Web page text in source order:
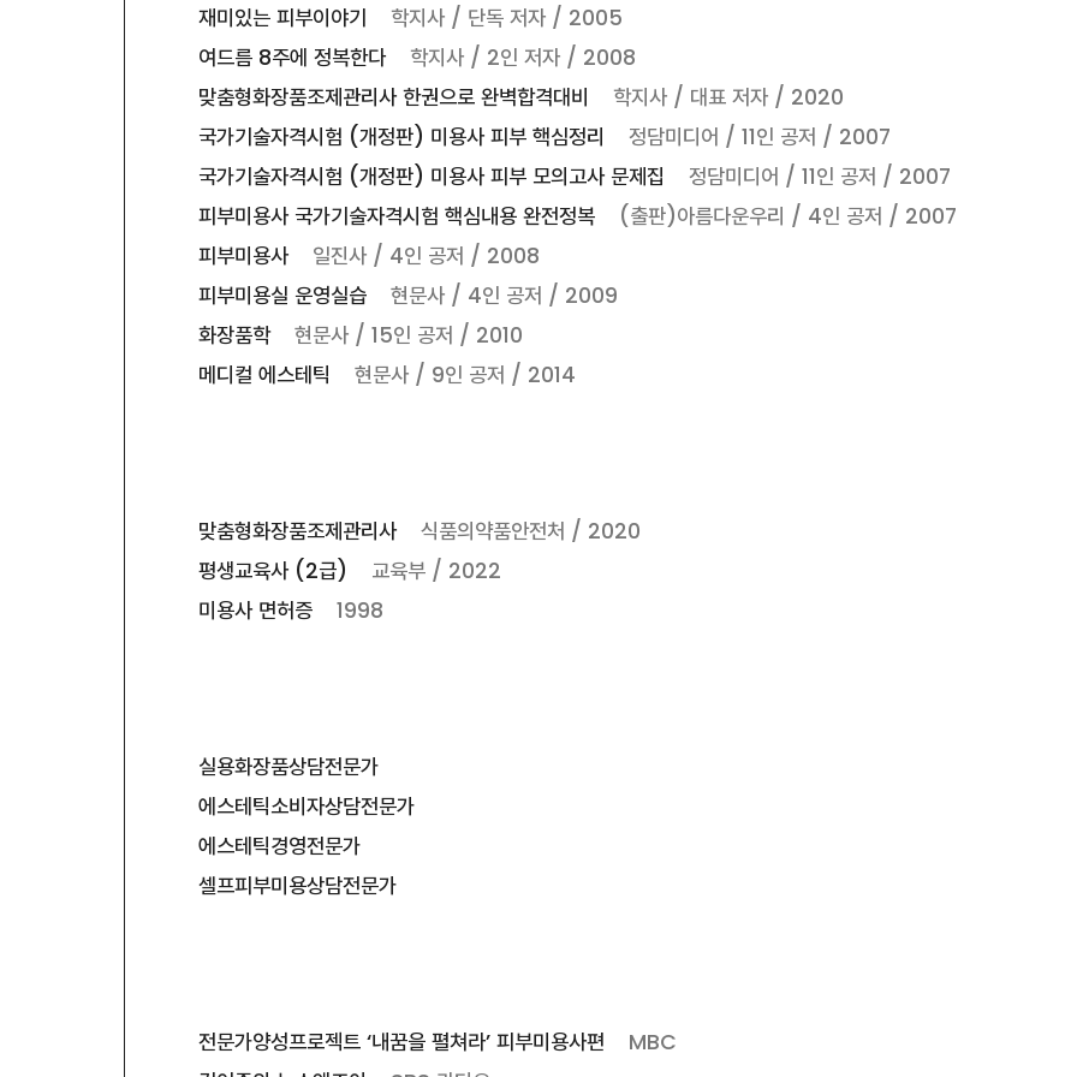
재미있는 피부이야기
학지사 / 단독 저자 / 2005
여드름 8주에 정복한다
학지사 / 2인 저자 / 2008
맞춤형화장품조제관리사 한권으로 완벽합격대비
학지사 / 대표 저자 / 2020
국가기술자격시험 (개정판) 미용사 피부 핵심정리
정담미디어 / 11인 공저 / 2007
국가기술자격시험 (개정판) 미용사 피부 모의고사 문제집
정담미디어 / 11인 공저 / 2007
피부미용사 국가기술자격시험 핵심내용 완전정복
(출판)아름다운우리 / 4인 공저 / 2007
피부미용사
일진사 / 4인 공저 / 2008
피부미용실 운영실습
현문사 / 4인 공저 / 2009
화장품학
현문사 / 15인 공저 / 2010
메디컬 에스테틱
현문사 / 9인 공저 / 2014
맞춤형화장품조제관리사
식품의약품안전처 / 2020
평생교육사 (2급)
교육부 / 2022
미용사 면허증
1998
실용화장품상담전문가
에스테틱소비자상담전문가
에스테틱경영전문가
셀프피부미용상담전문가
전문가양성프로젝트 ‘내꿈을 펼쳐라’ 피부미용사편
MBC